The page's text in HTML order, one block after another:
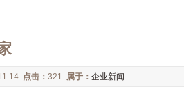
点击： 321 属于： 企业新闻